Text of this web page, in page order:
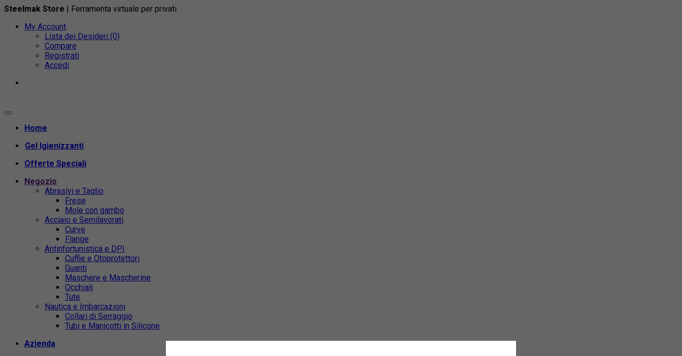
Steelmak Store | Ferramenta virtuale per privati.
My Account
Lista dei Desideri (0)
Compare
Registrati
Accedi
Home
Gel Igienizzanti
Offerte Speciali
Negozio
Abrasivi e Taglio
Frese
Mole con gambo
Acciaio e Semilavorati
Curve
Flange
Antinfortunistica e DPI
Cuffie e Otoprotettori
Guanti
Maschere e Mascherine
Occhiali
Tute
Nautica e Imbarcazioni
Collari di Serraggio
Tubi e Manicotti in Silicone
Azienda